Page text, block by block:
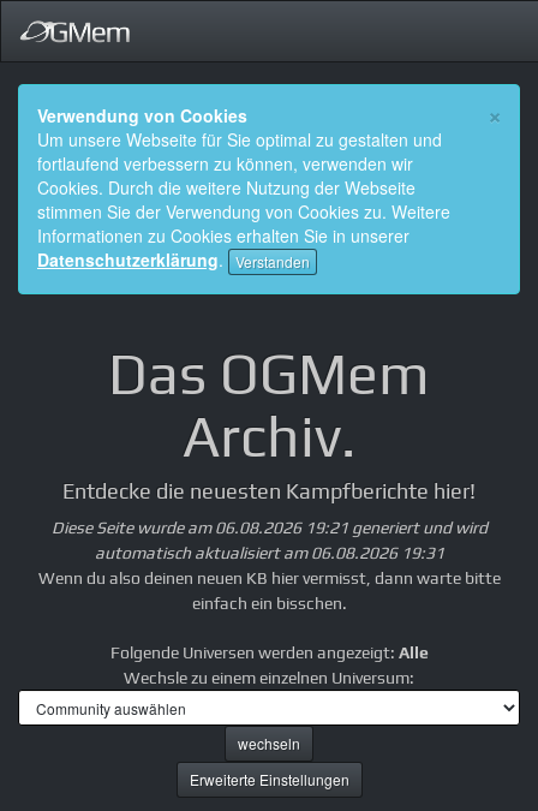
×
Verwendung von Cookies
Um unsere Webseite für Sie optimal zu gestalten und
fortlaufend verbessern zu können, verwenden wir
Cookies. Durch die weitere Nutzung der Webseite
stimmen Sie der Verwendung von Cookies zu. Weitere
Informationen zu Cookies erhalten Sie in unserer
Datenschutzerklärung. Verstanden
Das OGMem
Archiv.
Entdecke die neuesten Kampfberichte hier!
Diese Seite wurde am 06.08.2026 19:21 generiert und wird
automatisch aktualisiert am 06.08.2026 19:31
Wenn du also deinen neuen KB hier vermisst, dann warte bitte
einfach ein bisschen.
Folgende Universen werden angezeigt: Alle
Wechsle zu einem einzelnen Universum:
Erweiterte Einstellungen